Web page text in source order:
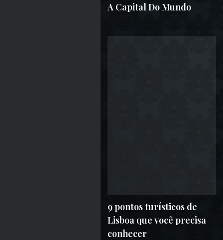
A Capital Do Mundo
9 pontos turísticos de
Lisboa que você precisa
conhecer